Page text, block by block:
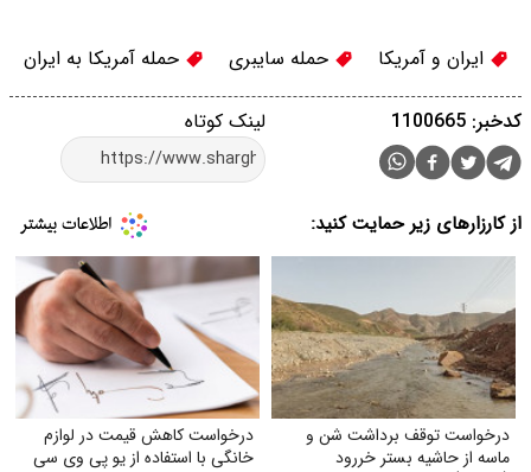
ایران و آمریکا حمله سایبری حمله آمریکا به ایران
لینک کوتاه کدخبر: 1100665
از کارزارهای زیر حمایت کنید:
درخواست توقف برداشت شن و
ماسه از حاشیه بستر خر‌رود
درخواست کاهش قیمت در لوازم
خانگی با استفاده از یو پی وی سی